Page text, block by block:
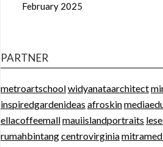
February 2025
PARTNER
metroartschoolwidyanataarchitect
inspiredgardenideas afroskin
ellacoffeemallmauiislandportraits
rumahbintangcentrovirginia